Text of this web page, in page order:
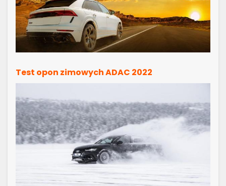
Test opon zimowych ADAC 2022